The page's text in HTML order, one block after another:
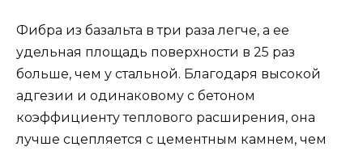
Фибра из базальта в три раза легче, а ее
удельная площадь поверхности в 25 раз
больше, чем у стальной. Благодаря высокой
адгезии и одинаковому с бетоном
коэффициенту теплового расширения, она
лучше сцепляется с цементным камнем, чем